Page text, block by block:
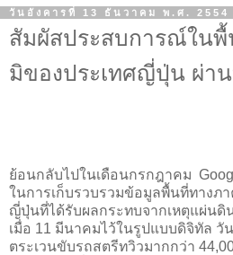
วันอังคารที่ 13 ธันวาคม พ.ศ. 2554
สัมผัสประสบการณ์ใน
มิของประเทศญี่ปุ่น ผ่า
ย้อนกลับไปในเดือนกรกฎาคม
ในการเก็บรวบรวมข้อมูลพื้นที่ทางภ
ญี่ปุ่นที่ได้รับผลกระทบจากเหตุแผ่น
เมื่อ 11 มีนาคมไว้ในรูปแบบดิจิทัล วั
ตระเวนขับรถสตรีทวิวมากกว่า